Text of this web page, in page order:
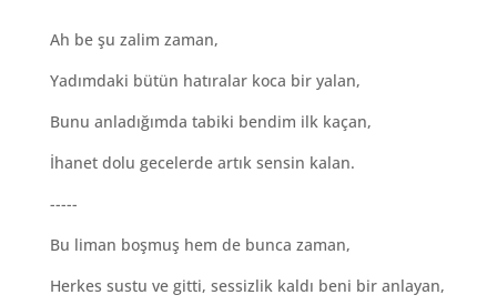
Ah be şu zalim zaman,
Yadımdaki bütün hatıralar koca bir yalan,
Bunu anladığımda tabiki bendim ilk kaçan,
İhanet dolu gecelerde artık sensin kalan.
-----
Bu liman boşmuş hem de bunca zaman,
Herkes sustu ve gitti, sessizlik kaldı beni bir anlayan,